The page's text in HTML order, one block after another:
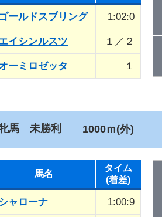
ゴールドスプリング 1:02:0
イシンルスツ １／２
ーミロゼッタ １
馬 未勝利 1000ｍ(外)
馬名
タイム
(着差)
ャローナ 1:00:9